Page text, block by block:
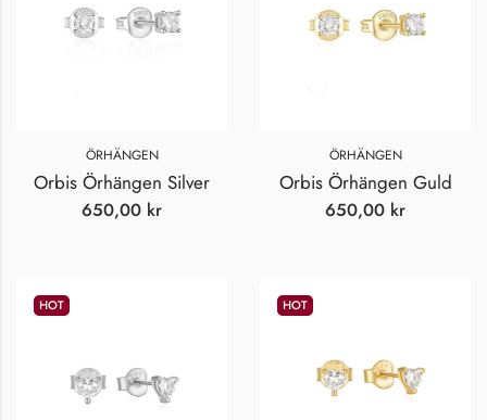
ÖRHÄNGEN
Orbis Örhängen Silver
650,00 kr
ÖRHÄNGEN
Orbis Örhängen Guld
650,00 kr
HOT HOT